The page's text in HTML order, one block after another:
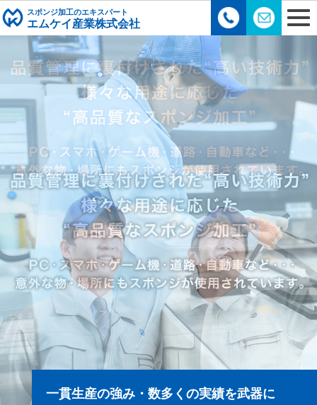
スポンジ加工のエキスパート
エムケイ産業株式会社
一貫生産の強み・数多くの実績を武器に